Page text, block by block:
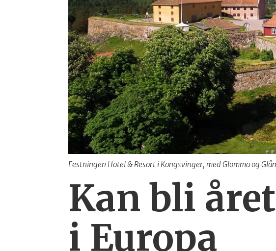
Festningen Hotel & Resort i Kongsvinger, med Glomma og
Kan bli
i Europa